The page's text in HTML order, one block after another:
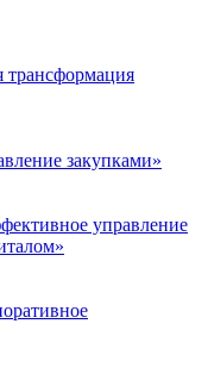
трансформация
закупками»
управление